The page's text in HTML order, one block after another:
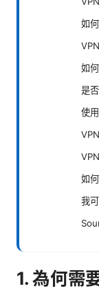
如
如
是
使
如
我
1. 為何需